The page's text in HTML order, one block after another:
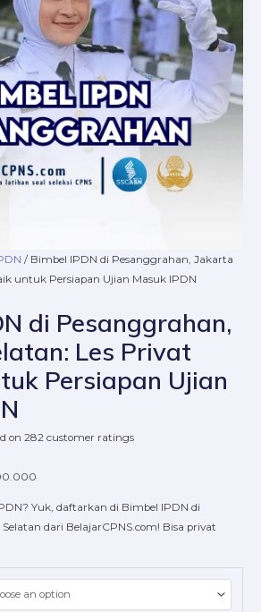
/ Bimbel IPDN di Pesanggrahan, Jakarta
untuk Persiapan Ujian Masuk IPDN
di Pesanggrahan,
Les Privat
Persiapan Ujian
on 282 customer ratings
Yuk, daftarkan di Bimbel IPDN di
dari BelajarCPNS.com! Bisa privat